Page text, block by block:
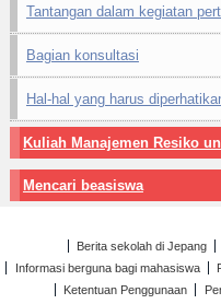
Tantangan dalam kegiatan
Bagian konsultasi
Hal-hal yang harus
Kuliah Manajemen Resiko
Mencari beasiswa
Berita sekolah di Jepang
Informasi berguna bagi mahasiswa
Ketentuan Penggunaan